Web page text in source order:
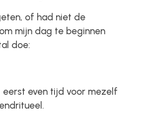
of had niet de
mijn dag te beginnen
doe:
eerst even tijd voor mezelf